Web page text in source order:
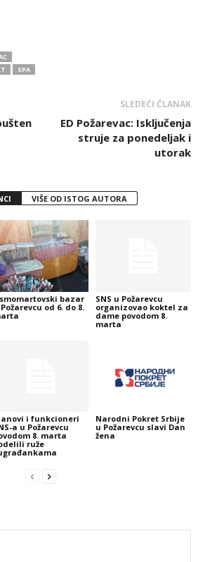
SPA
SLEDEĆI ČLANAK
ED Požarevac: Isključenja
struje za ponedeljak i
utorak
VIŠE OD ISTOG AUTORA
bazar
od 6. do 8.
SNS u Požarevcu
organizovao koktel za
dame povodom 8.
marta
i funkcioneri
a u Požarevcu
8. marta
ruže
Narodni Pokret Srbije
u Požarevcu slavi Dan
žena